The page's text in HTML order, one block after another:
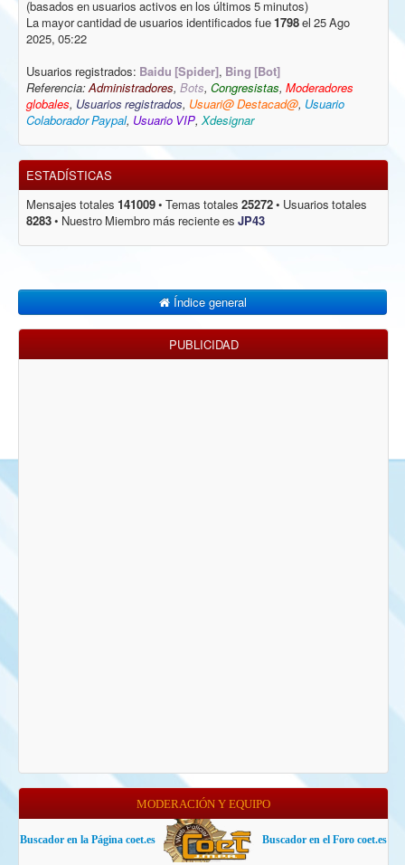
(basados en usuarios activos en los últimos 5 minutos)
La mayor cantidad de usuarios identificados fue 1798 el 25 Ago
2025, 05:22
Usuarios registrados: Baidu [Spider] , Bing [Bot]
Referencia: Administradores, Bots, Congresistas, Moderadores
globales, Usuarios registrados, Usuari@ Destacad@, Usuario
Colaborador Paypal, Usuario VIP, Xdesignar
ESTADÍSTICAS
Mensajes totales 141009 • Temas totales 25272 • Usuarios totales
8283 • Nuestro Miembro más reciente es JP43
Índice general
PUBLICIDAD
MODERACIÓN Y EQUIPO
Buscador en la Página coet.es Buscador en el Foro coet.es